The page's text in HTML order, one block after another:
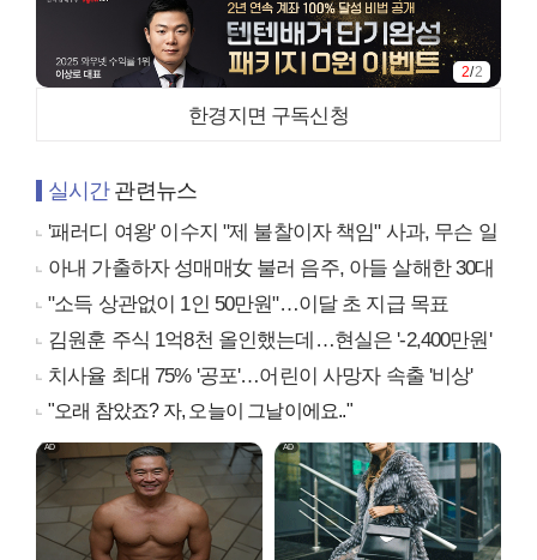
2/2
한경지면 구독신청
실시간관련뉴스
'패러디 여왕' 이수지 "제 불찰이자 책임" 사과, 무슨 일
아내 가출하자 성매매女 불러 음주, 아들 살해한 30대
"소득 상관없이 1인 50만원"…이달 초 지급 목표
김원훈 주식 1억8천 올인했는데…현실은 '-2,400만원'
치사율 최대 75% '공포'…어린이 사망자 속출 '비상'
"오래 참았죠? 자, 오늘이 그날이에요.."